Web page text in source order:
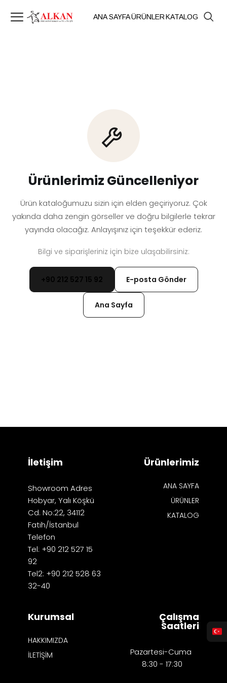
ANA SAYFAÜRÜNLERKATALOG
Ürünlerimiz Güncelleniyor
Ürün kataloğumuzu sizin için elden geçiriyoruz. Çok
yakında daha zengin görseller ve doğru bilgilerle tekrar
yayında olacağız. Anlayışınız için teşekkür ederiz.
Bilgi ve siparişleriniz için bize ulaşabilirsiniz:
+90 212 527 15 92 E-posta Gönder
Ana Sayfa
İletişim
Showroom Adres
Hobyar, Yalı Köşkü
Cd. No:22, 34112
Fatih/İstanbul
Telefon
Tel: +90 212 527 15
92
Tel2: +90 212 528 63
32-40
Ürünlerimiz
ANA SAYFA
ÜRÜNLER
KATALOG
Kurumsal
HAKKIMIZDA
İLETİŞİM
Çalışma
Saatleri
Pazartesi-Cuma
8:30 - 17:30​​